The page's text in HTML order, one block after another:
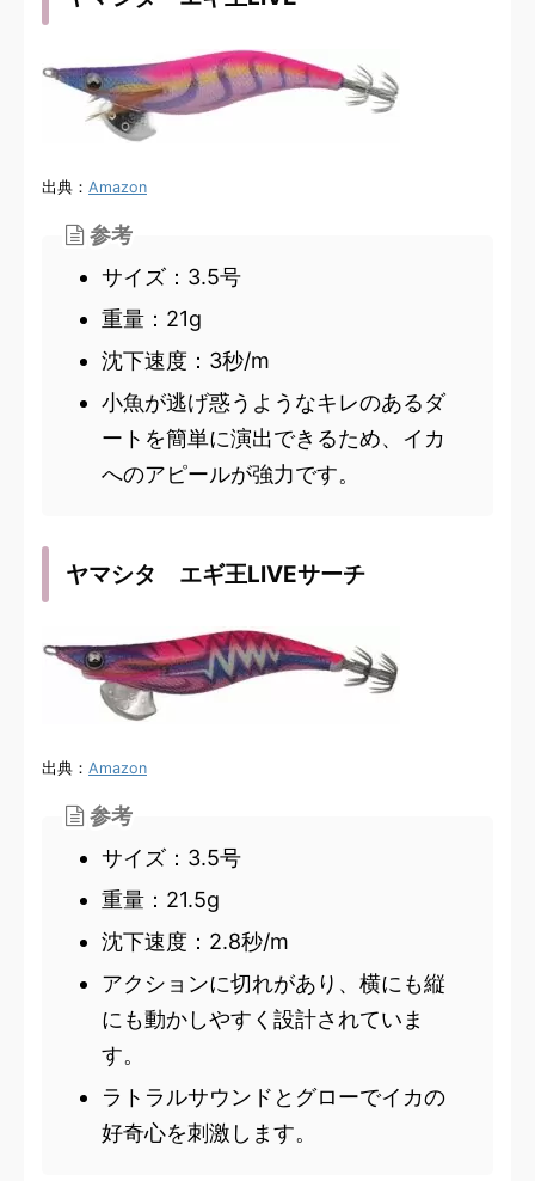
出典： Amazon
参考
サイズ：3.5号
重量：21g
沈下速度：3秒/m
小魚が逃げ惑うようなキレのあるダ
ートを簡単に演出できるため、イカ
へのアピールが強力です。
ヤマシタ エギ王LIVEサーチ
出典： Amazon
参考
サイズ：3.5号
重量：21.5g
沈下速度：2.8秒/m
アクションに切れがあり、横にも縦
にも動かしやすく設計されていま
す。
ラトラルサウンドとグローでイカの
好奇心を刺激します。